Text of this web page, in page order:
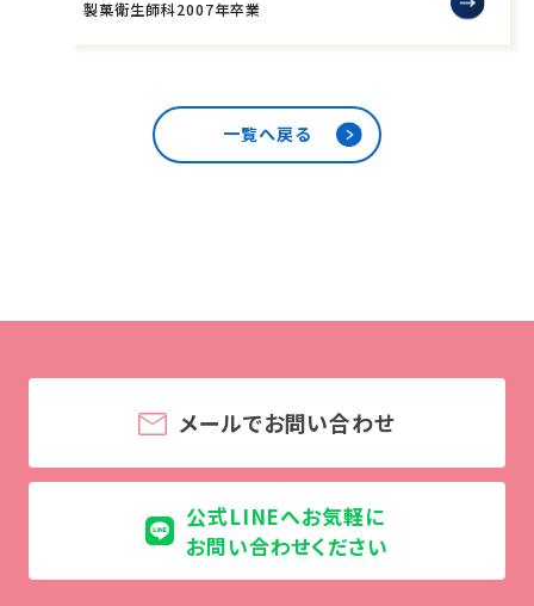
キャンパスライフ
企業担当者の方へ
職員採用情報
製菓衛生師科2007年卒業
一覧へ戻る
メールでお問い合わせ
公式LINEへお気軽に
お問い合わせください